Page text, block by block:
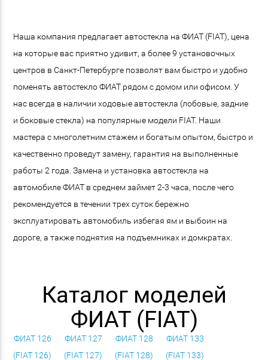
Наша компания предлагает автостекла на ФИАТ (FIAT), цена
на которые вас приятно удивит, а более 9 установочных
центров в Санкт-Петербурге позволят вам быстро и удобно
поменять автостекло ФИАТ рядом с домом или офисом. У
нас всегда в наличии ходовые автостекла (лобовые, задние
и боковые стекла) на популярные модели FIAT. Наши
мастера с многолетним стажем и богатым опытом, быстро и
качественно проведут замену, гарантия на выполненные
работы 2 года. Замена и установка автостекла на
автомобиле ФИАТ в среднем займет 2-3 часа, после чего
рекомендуется в течении трех суток бережно
эксплуатировать автомобиль избегая ям и выбоин на
дороге, а также поднятия на подъемниках и домкратах.
Каталог моделей
ФИАТ (FIAT)
ФИАТ 126
(FIAT 126)
ФИАТ 127
(FIAT 127)
ФИАТ 128
(FIAT 128)
ФИАТ 133
(FIAT 133)